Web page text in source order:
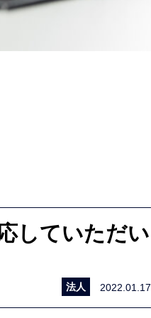
していただい
法人 2022.01.17